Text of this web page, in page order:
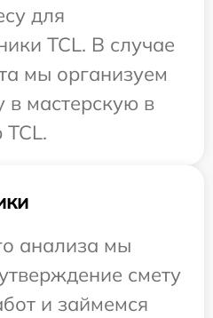
для
TCL. В случае
мы организуем
в мастерскую в
анализа мы
смету
и займемся